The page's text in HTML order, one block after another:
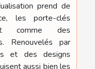
prend de
les porte-clés
comme des
Renouvelés par
et des designs
aussi bien les